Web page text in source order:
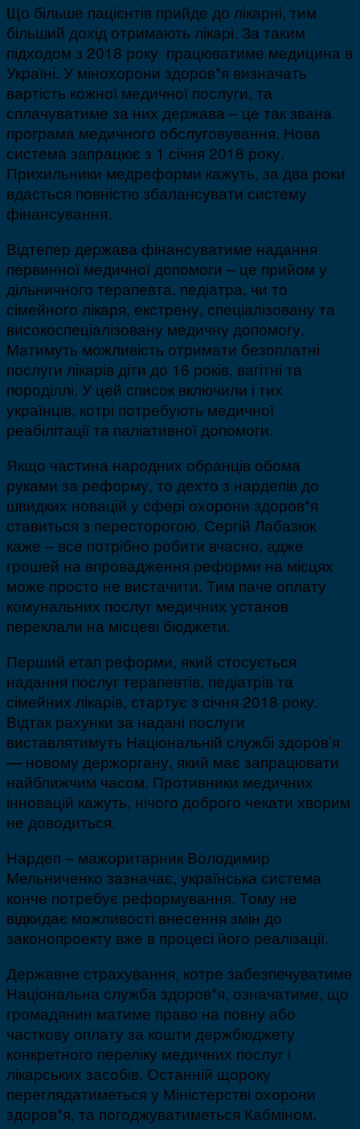
Що більше пацієнтів прийде до лікарні, тим
більший дохід отримають лікарі. За таким
підходом з 2018 року працюватиме медицина в
Україні. У мінохорони здоров*я визначать
вартість кожної медичної послуги, та
сплачуватиме за них держава – це так звана
програма медичного обслуговування. Нова
система запрацює з 1 січня 2018 року.
Прихильники медреформи кажуть, за два роки
вдасться повністю збалансувати систему
фінансування.
Відтепер держава фінансуватиме надання
первинної медичної допомоги – це прийом у
дільничного терапевта, педіатра, чи то
сімейного лікаря, екстрену, спеціалізовану та
високоспеціалізовану медичну допомогу.
Матимуть можливість отримати безоплатні
послуги лікарів діти до 16 років, вагітні та
породіллі. У цей список включили і тих
українців, котрі потребують медичної
реабілітації та паліативної допомоги.
Якщо частина народних обранців обома
руками за реформу, то дехто з нардепів до
швидких новацій у сфері охорони здоров*я
ставиться з пересторогою. Сергій Лабазюк
каже – все потрібно робити вчасно, адже
грошей на впровадження реформи на місцях
може просто не вистачити. Тим паче оплату
комунальних послуг медичних установ
переклали на місцеві бюджети.
Перший етап реформи, який стосується
надання послуг терапевтів, педіатрів та
сімейних лікарів, стартує з січня 2018 року.
Відтак рахунки за надані послуги
виставлятимуть Національній службі здоров’я
— новому держоргану, який має запрацювати
найближчим часом. Противники медичних
інновацій кажуть, нічого доброго чекати хворим
не доводиться.
Нардеп – мажоритарник Володимир
Мельниченко зазначає, українська система
конче потребує реформування. Тому не
відкидає можливості внесення змін до
законопроекту вже в процесі його реалізації.
Державне страхування, котре забезпечуватиме
Національна служба здоров*я, означатиме, що
громадянин матиме право на повну або
часткову оплату за кошти держбюджету
конкретного переліку медичних послуг і
лікарських засобів. Останній щороку
переглядатиметься у Міністерстві охорони
здоров*я, та погоджуватиметься Кабміном.